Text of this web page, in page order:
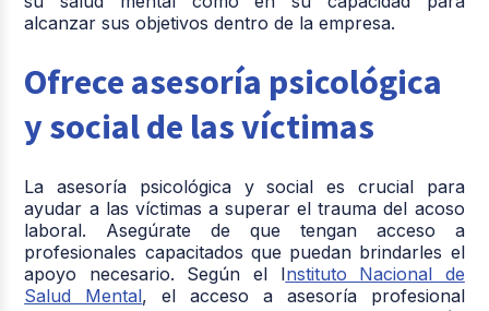
alcanzar sus objetivos dentro de la empresa.
Ofrece asesoría psicológica
y social de las víctimas
La asesoría psicológica y social es crucial para
ayudar a las víctimas a superar el trauma del acoso
laboral. Asegúrate de que tengan acceso a
profesionales capacitados que puedan brindarles el
apoyo necesario. Según el Instituto Nacional de
Salud Mental, el acceso a asesoría profesional